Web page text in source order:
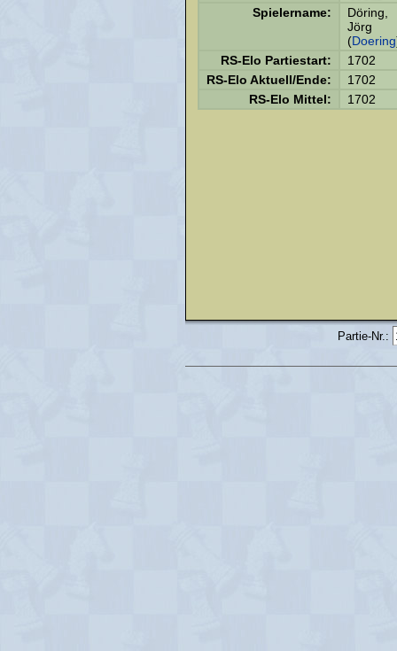
Spielername:
Döring,
Jörg
(Doering
RS-Elo Partiestart:
1702
RS-Elo Aktuell/Ende:
1702
RS-Elo Mittel:
1702
Partie-Nr.: